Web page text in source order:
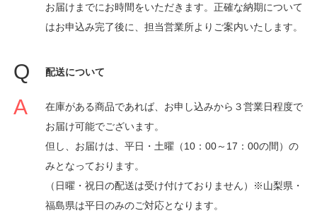
お届けまでにお時間をいただきます。正確な納期について
はお申込み完了後に、担当営業所よりご案内いたします。
配送について
在庫がある商品であれば、お申し込みから３営業日程度で
お届け可能でございます。
但し、お届けは、平日・土曜（10：00～17：00の間）の
みとなっております。
（日曜・祝日の配送は受け付けておりません）※山梨県・
福島県は平日のみのご対応となります。